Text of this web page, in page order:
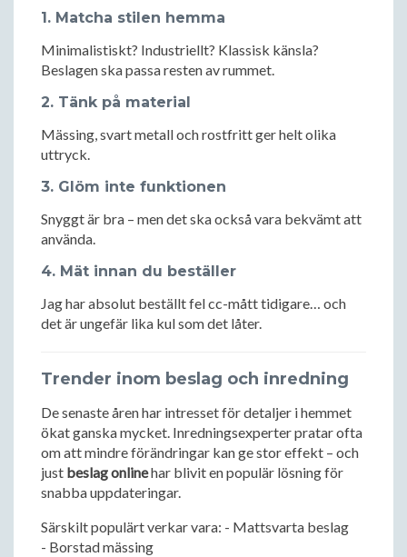
1. Matcha stilen hemma
Minimalistiskt? Industriellt? Klassisk känsla?
Beslagen ska passa resten av rummet.
2. Tänk på material
Mässing, svart metall och rostfritt ger helt olika
uttryck.
3. Glöm inte funktionen
Snyggt är bra – men det ska också vara bekvämt att
använda.
4. Mät innan du beställer
Jag har absolut beställt fel cc-mått tidigare… och
det är ungefär lika kul som det låter.
Trender inom beslag och inredning
De senaste åren har intresset för detaljer i hemmet
ökat ganska mycket. Inredningsexperter pratar ofta
om att mindre förändringar kan ge stor effekt – och
just beslag onlinehar blivit en populär lösning för
snabba uppdateringar.
Särskilt populärt verkar vara: - Mattsvarta beslag
- Borstad mässing